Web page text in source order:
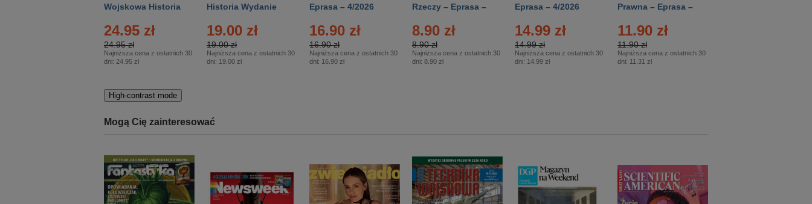
Wojskowa Historia
24.95 zł
24.95 zł
Najniższa cena z ostatnich 30
dni: 24.95 zł
Historia Wydanie
– 2/2026
19.00 zł
19.00 zł
Najniższa cena z ostatnich 30
dni: 19.00 zł
Eprasa – 4/2026
16.90 zł
16.90 zł
Najniższa cena z ostatnich 30
dni: 16.90 zł
Rzeczy – Eprasa –
8.90 zł
8.90 zł
Najniższa cena z ostatnich 30
dni: 8.90 zł
Eprasa – 4/2026
14.99 zł
14.99 zł
Najniższa cena z ostatnich 30
dni: 14.99 zł
Prawna – Eprasa –
11.90 zł
11.90 zł
Najniższa cena z ostatnich 30
dni: 11.31 zł
High-contrast mode
Mogą Cię zainteresować